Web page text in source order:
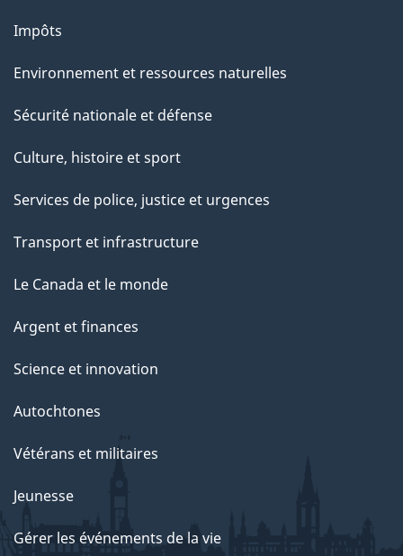
Impôts
Environnement et ressources naturelles
Sécurité nationale et défense
Culture, histoire et sport
Services de police, justice et urgences
Transport et infrastructure
Le Canada et le monde
Argent et finances
Science et innovation
Autochtones
Vétérans et militaires
Jeunesse
Gérer les événements de la vie